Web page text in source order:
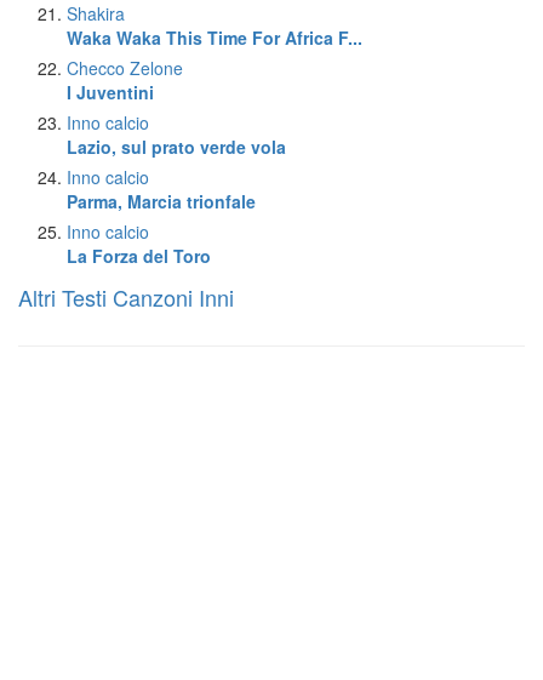
Shakira
Waka Waka This Time For Africa F...
Checco Zelone
I Juventini
Inno calcio
Lazio, sul prato verde vola
Inno calcio
Parma, Marcia trionfale
Inno calcio
La Forza del Toro
Altri Testi Canzoni Inni